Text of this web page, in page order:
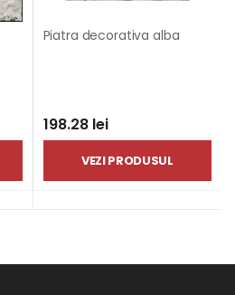
Piatra decorativa alba
198.28 lei
VEZI PRODUSUL